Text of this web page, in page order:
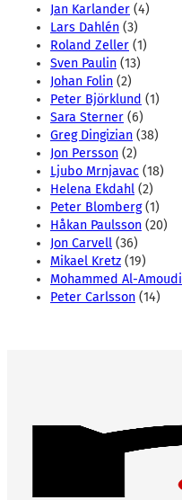
Jan Karlander (4)
Lars Dahlén (3)
Roland Zeller (1)
Sven Paulin (13)
Johan Folin (2)
Peter Björklund (1)
Sara Sterner (6)
Greg Dingizian (38)
Jon Persson (2)
Ljubo Mrnjavac (18)
Helena Ekdahl (2)
Peter Blomberg(1)
Håkan Paulsson (20)
Jon Carvell (36)
Mikael Kretz (19)
Mohammed Al-Amoudi
Peter Carlsson (14)